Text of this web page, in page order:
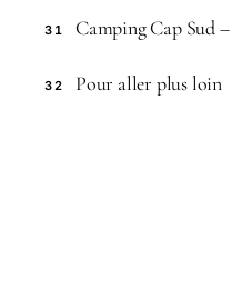
31 Camping Cap Sud
32 Pour aller plus loin